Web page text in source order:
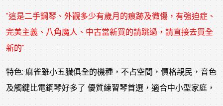
"這是二手鋼琴、外觀多少有歲月的痕跡及微傷，有強迫症、
完美主義、八角魔人、中古當新買的請跳過，請直接去買全
新的"
特色: 麻雀雖小五臟俱全的機種，不占空間，價格親民，音色
及觸鍵比電鋼琴好多了 優質練習琴首選，適合中小型家庭，